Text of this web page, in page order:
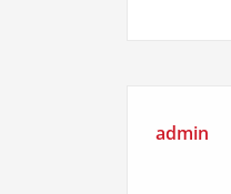
admin